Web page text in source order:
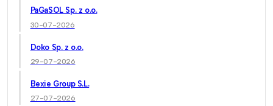
PaGaSOL Sp. z o.o.
30-07-2026
Doko Sp. z o.o.
29-07-2026
Bexie Group S.L.
27-07-2026